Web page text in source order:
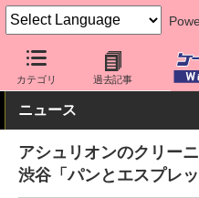
カテゴリ 過去記事
ケータイ Watch 最新技術/その
ニュース
アシュリオンのクリー
渋谷「パンとエスプレ